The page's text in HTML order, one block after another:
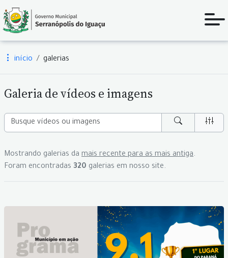
início galerias
Galeria de vídeos e imagens
Mostrando galerias da mais recente para as mais antiga.
Foram encontradas 320 galerias em nosso site.